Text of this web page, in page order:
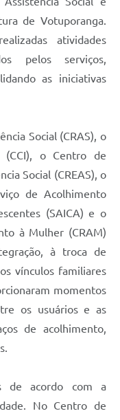
de Votuporanga.
atividades
pelos serviços,
as iniciativas
Social (CRAS), o
(CCI), o Centro de
Social (CREAS), o
de Acolhimento
(SAICA) e o
à Mulher (CRAM)
à troca de
vínculos familiares
momentos
os usuários e as
de acolhimento,
de acordo com a
No Centro de